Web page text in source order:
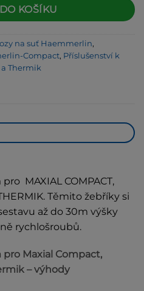
KOŠÍKU
na suť Haemmerlin,
Compact, Příslušenství k
Thermik
MAXIAL COMPACT,
Těmito žebříky si
až do 30m výšky
rychlošroubů.
Maxial Compact,
– výhody